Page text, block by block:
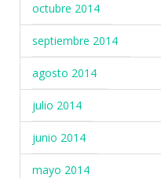
octubre 2014
septiembre 2014
agosto 2014
julio 2014
junio 2014
mayo 2014